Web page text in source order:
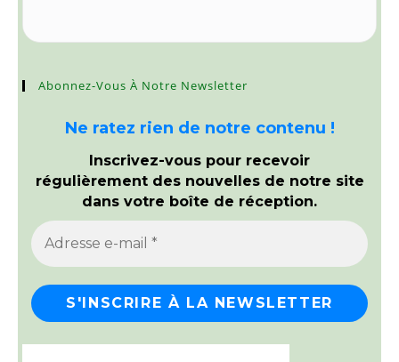
Abonnez-Vous À Notre Newsletter
Ne ratez rien de notre contenu !
Inscrivez-vous pour recevoir
régulièrement des nouvelles de notre site
dans votre boîte de réception.